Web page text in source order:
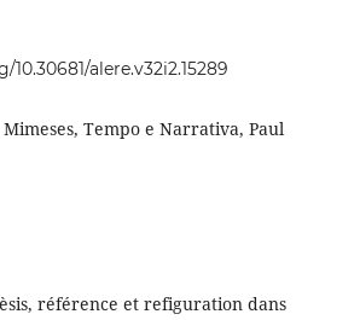
alere.v32i2.15289
Mimeses, Tempo e Narrativa, Paul
référence et refiguration dans